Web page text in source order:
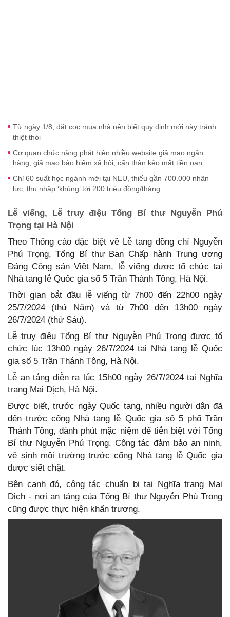
Từ ngày 1/8, đặt cọc mua nhà nên biết quy định mới này tránh
thiệt thòi
Cơ quan chức năng phát hiện nhiều website giả mạo ngân
hàng, giả mạo bảo hiểm xã hội, cẩn thận kẻo mất tiền oan
Chỉ 60 suất học ngành mới tại NEU, thiếu gần 700.000 nhân
lực, thu nhập ‘khủng’ tới 200 triệu đồng/tháng
Lễ viếng, Lễ truy điệu Tổng Bí thư Nguyễn Phú
Trọng tại Hà Nội
Theo Thông cáo đặc biệt về Lễ tang đồng chí Nguyễn
Phú Trọng, Tổng Bí thư Ban Chấp hành Trung ương
Đảng Cộng sản Việt Nam, lễ viếng được tổ chức tại
Nhà tang lễ Quốc gia số 5 Trần Thánh Tông, Hà Nội.
Thời gian bắt đầu lễ viếng từ 7h00 đến 22h00 ngày
25/7/2024 (thứ Năm) và từ 7h00 đến 13h00 ngày
26/7/2024 (thứ Sáu).
Lễ truy điệu Tổng Bí thư Nguyễn Phú Trọng được tổ
chức lúc 13h00 ngày 26/7/2024 tại Nhà tang lễ Quốc
gia số 5 Trần Thánh Tông, Hà Nội.
Lễ an táng diễn ra lúc 15h00 ngày 26/7/2024 tại Nghĩa
trang Mai Dịch, Hà Nội.
Được biết, trước ngày Quốc tang, nhiều người dân đã
đến trước cổng Nhà tang lễ Quốc gia số 5 phố Trần
Thánh Tông, dành phút mặc niệm để tiễn biệt với Tổng
Bí thư Nguyễn Phú Trọng. Công tác đảm bảo an ninh,
vệ sinh môi trường trước cổng Nhà tang lễ Quốc gia
được siết chặt.
Bên cạnh đó, công tác chuẩn bị tại Nghĩa trang Mai
Dịch - nơi an táng của Tổng Bí thư Nguyễn Phú Trọng
cũng được thực hiện khẩn trương.